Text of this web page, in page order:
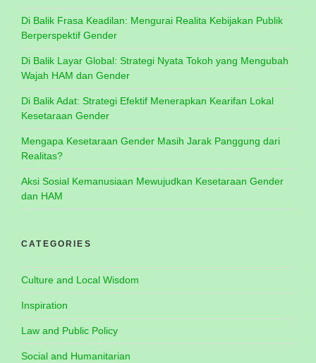
Di Balik Frasa Keadilan: Mengurai Realita Kebijakan Publik
Berperspektif Gender
Di Balik Layar Global: Strategi Nyata Tokoh yang Mengubah
Wajah HAM dan Gender
Di Balik Adat: Strategi Efektif Menerapkan Kearifan Lokal
Kesetaraan Gender
Mengapa Kesetaraan Gender Masih Jarak Panggung dari
Realitas?
Aksi Sosial Kemanusiaan Mewujudkan Kesetaraan Gender
dan HAM
CATEGORIES
Culture and Local Wisdom
Inspiration
Law and Public Policy
Social and Humanitarian